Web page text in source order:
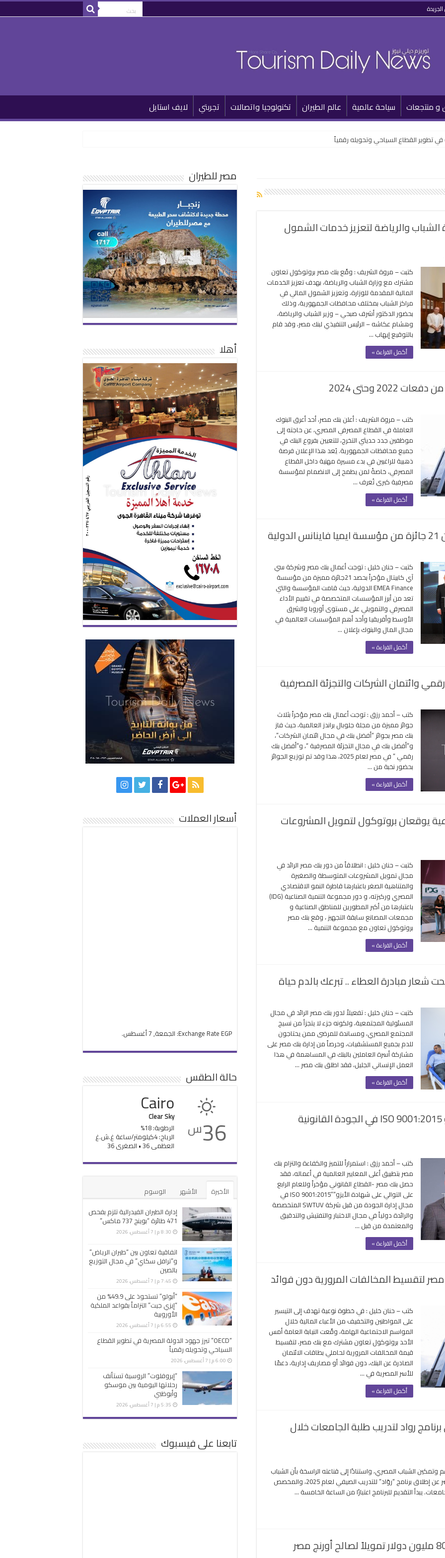
و منتجعات سياحة عالمية عالم الطيران تكنولوجيا واتصالات تجربتي لايف استايل
والرياضة لتعزيز خدمات الشمول
بنك
يوقع
بروتوكول
مع
وزارة
الشباب
والرياضة
لتعزيز
مغلقة
كتبت – مروة الشريف : وقّع بنك مصر بروتوكول تعاون
مشترك مع وزارة الشباب والرياضة، بهدف تعزيز الخدمات
المالية المقدمة للوزارة، وتعزيز الشمول المالي في
مراكز الشباب بمختلف محافظات الجمهورية، وذلك
بحضور الدكتور أشرف صبحي – وزير الشباب والرياضة،
وهشام عكاشه – الرئيس التنفيذي لبنك مصر، وقد قام
بالتوقيع إيهاب …
أكمل القراءة »
وحتى 2024
كتب – مروة الشريف : أعلن بنك مصر، أحد أعرق البنوك
العاملة في القطاع المصرفي المصري، عن حاجته إلى
موظفين جدد حديثي التخرج، للتعيين بفروع البنك في
جميع محافظات الجمهورية. يُعد هذا الإعلان فرصة
ذهبية للراغبين في بدء مسيرة مهنية داخل القطاع
المصرفي، خاصةً لمن يطمح إلى الانضمام لمؤسسة
مصرفية كبرى تُعرف …
أكمل القراءة »
مغلقة
كتبت – حنان خليل : توجت أعمال بنك مصر وشركة سي
آي كابيتال مؤخراً بحصد 21جائزة مميزة من مؤسسة
EMEA Finance الدولية، حيث قامت المؤسسة والتي
تعد من أبرز المؤسسات المتخصصة في تقييم الأداء
المصرفي والتمويلي على مستوى أوروبا والشرق
الأوسط وأفريقيا وأحد أهم المؤسسات العالمية في
مجال المال والبنوك بإعلان …
أكمل القراءة »
وائتمان الشركات والتجزئة المصرفية
أفضل
مغلقة
كتب – أحمد رزق : توجت أعمال بنك مصر مؤخراً بثلاث
جوائز مميزة من مجلة جلوبال براندز العالمية، حيث فاز
بنك مصر بجوائز “أفضل بنك في مجال ائتمان الشركات”،
و”أفضل بنك في مجال التجزئة المصرفية “، و”أفضل بنك
رقمي ” في مصر لعام 2025، هذا وقد تم توزيع الجوائز
بحضور نخبة من …
أكمل القراءة »
يوقعان بروتوكول لتمويل المشروعات
كتبت – حنان خليل : انطلاقاً من دور بنك مصر الرائد في
مجال تمويل المشروعات المتوسطة والصغيرة
والمتناهية الصغر باعتبارها قاطرة النمو الاقتصادي
المصري وركيزته، و دور مجموعة التنمية الصناعية (IDG)
باعتبارها من أكبر المطورين للمناطق الصناعية و
مجمعات المصانع سابقة التجهيز ، وقع بنك مصر
بروتوكول تعاون مع مجموعة التنمية …
أكمل القراءة »
شعار مبادرة العطاء .. تبرعك بالدم حياة
كتبت – حنان خليل : تفعيلاً لدور بنك مصر الرائد في مجال
المسئولية المجتمعية، ولكونه جزء لا يتجزأ من نسيج
المجتمع المصري، ومساندة للمرضى ممن يحتاجون
للدم بجميع المستشفيات، وحرصاً من إدارة بنك مصر على
مشاركة أسرة العاملين بالبنك في المساهمة في هذا
العمل الإنساني الجليل، فقد اطلق بنك مصر …
أكمل القراءة »
بنك مصر يحصل على شهادة الايزو ISO 9001:2015 في الجودة القانونية
كتب – أحمد رزق : استمراراً للتميز والكفاءة والتزام بنك
مصر بتطبيق أعلى المعايير العالمية في أعماله، فقد
حصل بنك مصر -القطاع القانوني مؤخراً وللعام الرابع
على التوالي على شهادة الأيزو”ISO 9001:2015″ في
مجال إدارة الجودة من قبل شركة SWTUV المتخصصة
والرائدة دولياً في مجال الاختبار والتفتيش والتدقيق
والمعتمدة من قبل …
أكمل القراءة »
مصر لتقسيط المخالفات المرورية دون فوائد
كتب – حنان خليل : في خطوة نوعية تهدف إلى التيسير
على المواطنين والتخفيف من الأعباء المالية خلال
المواسم الاجتماعية الهامة، وقّعت النيابة العامة أمس
الأحد بروتوكول تعاون مشترك مع بنك مصر، لتقسيط
قيمة المخالفات المرورية لحاملي بطاقات الائتمان
الصادرة عن البنك، دون فوائد أو مصاريف إدارية، دعمًا
للأسر المصرية في …
أكمل القراءة »
رواد لتدريب طلبة الجامعات خلال
وتمكين الشباب المصري، واستنادًا إلى قناعته الراسخة بأن الشباب
هم قادة المستقبل وصانعي التغيير، يعلن بنك مصر عن إطلاق برنامج “روّاد” للتدريب الصيفي لعام 2025، والمخصص
يبدأ التقديم للبرنامج اعتبارًا من الساعة الخامسة …
مصر للطيران
أهلا
أسعار العملات
Exchange Rate EGP : الجمعة, 7 أغسطس.
حالة الطقس
36س
Cairo
Clear Sky
الرطوبة: 18%
الرياح: 4كيلومتر/ساعة غ.ش.غ
العظمى 36 • الصغرى 36
الأخيرة الأشهر
الوسوم
إدارة الطيران الفيدرالية تلزم بفحص
471 طائرة “بوينج 737 ماكس”
8:30 م | 7 أغسطس، 2026
اتفاقية تعاون بين “طيران الرياض”
و”ترافل سكاي” في مجال التوزيع
بالصين
7:45 م | 7 أغسطس، 2026
“أبولو” تستحوذ على 49.9% من
“إيزي جيت” التزاماً بقواعد الملكية
الأوروبية
6:55 م | 7 أغسطس، 2026
“OECD” تبرز جهود الدولة المصرية في تطوير القطاع
السياحي وتحويله رقمياً
6:00 م | 7 أغسطس، 2026
“إيروفلوت” الروسية تستأنف
رحلاتها اليومية بين موسكو
وأبوظبي
5:35 م | 7 أغسطس، 2026
تابعنا على فيسبوك